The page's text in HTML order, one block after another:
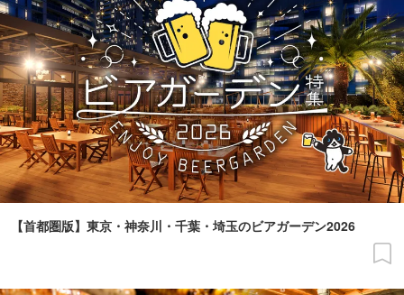
【首都圏版】東京・神奈川・千葉・埼玉のビアガーデン2026